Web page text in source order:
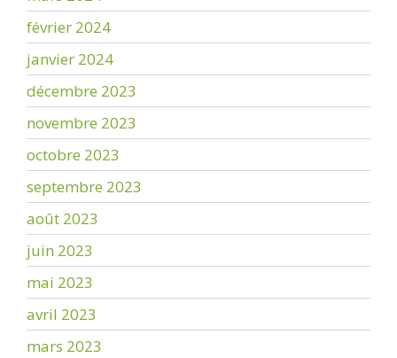
février 2024
janvier 2024
décembre 2023
novembre 2023
octobre 2023
septembre 2023
août 2023
juin 2023
mai 2023
avril 2023
mars 2023